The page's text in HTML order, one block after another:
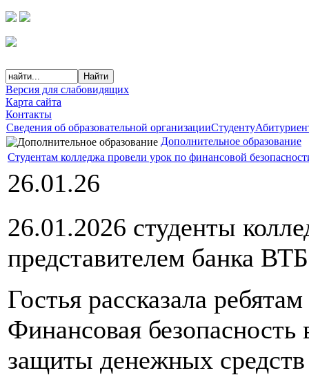
Версия для слабовидящих
Карта сайта
Контакты
Сведения об образовательной организацииСтуденту
Дополнительное образование
Студентам колледжа провели урок по финансовой
26.01.26
26.01.2026 студенты
представителем банка
Гостья рассказала
Финансовая
защиты денежных